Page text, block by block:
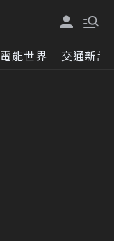
電能世界 交通新訊